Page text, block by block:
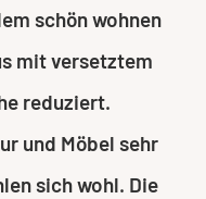
schön wohnen
mit versetztem
reduziert.
und Möbel sehr
sich wohl. Die